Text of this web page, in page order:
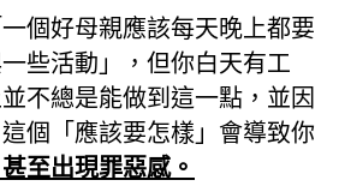
個好母親應該每天晚上都要
些活動」，但你白天有工
不總是能做到這一點，並因
個「應該要怎樣」會導致你
至出現罪惡感。